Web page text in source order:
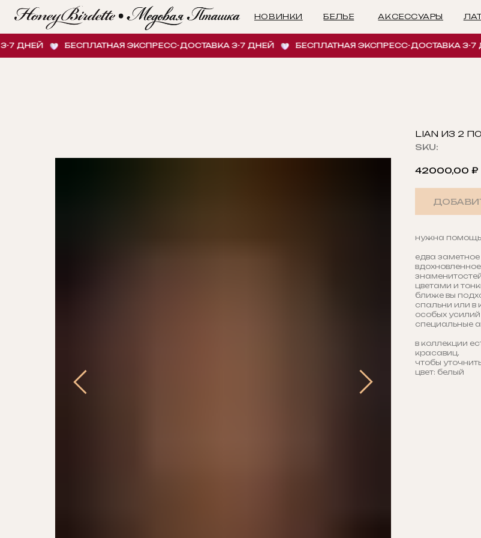
ЛАТЕКС
БЕЛЬЕ В
АКСЕССУАРЫ
НОВИНКИ
БЕСПЛАТНАЯ ЭКСПРЕСС-ДОСТАВКА 3-7 ДНЕЙ БЕСПЛАТНАЯ ЭКСПРЕСС-ДОСТАВКА 3-7 ДНЕЙ
LIAN ИЗ 2
SKU:
42000,00 ₽
нужна помощь
едва заметное
цветами и
ближе вы
спальни или в
особых
специальные
в коллекции
красавиц.
чтобы
цвет: белый